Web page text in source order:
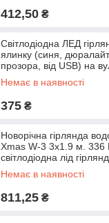
412,50 ₴
Світлодіодна ЛЕД
ялинку (синя,
прозора, від USB) на
Немає в наявності
375 ₴
Новорічна гірлянда
Xmas W-3 3х1.9 м. 336
світлодіодна лід
Немає в наявності
811,25 ₴